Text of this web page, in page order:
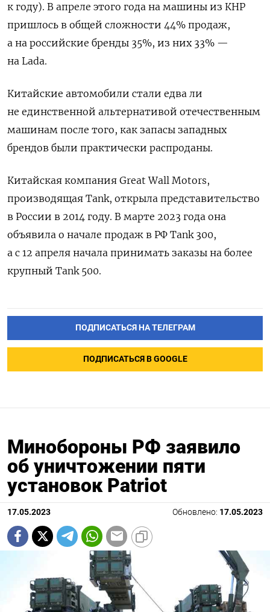
к году). В апреле этого года на машины из КНР
пришлось в общей сложности 44% продаж,
а на российские бренды 35%, из них 33% —
на Lada.
Китайские автомобили стали едва ли
не единственной альтернативой отечественным
машинам после того, как запасы западных
брендов были практически распроданы.
Китайская компания Great Wall Motors,
производящая Tank, открыла представительство
в России в 2014 году. В марте 2023 года она
объявила о начале продаж в РФ Tank 300,
а с 12 апреля начала принимать заказы на более
крупный Tank 500.
ПОДПИСАТЬСЯ НА ТЕЛЕГРАМ
ПОДПИСАТЬСЯ В GOOGLE
Минобороны РФ заявило
об уничтожении пяти
установок Patriot
17.05.2023 Обновлено: 17.05.2023